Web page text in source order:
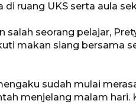
di ruang UKS serta aula
salah seorang pelajar,
makan siang bersama
sudah mulai
menjelang malam hari.